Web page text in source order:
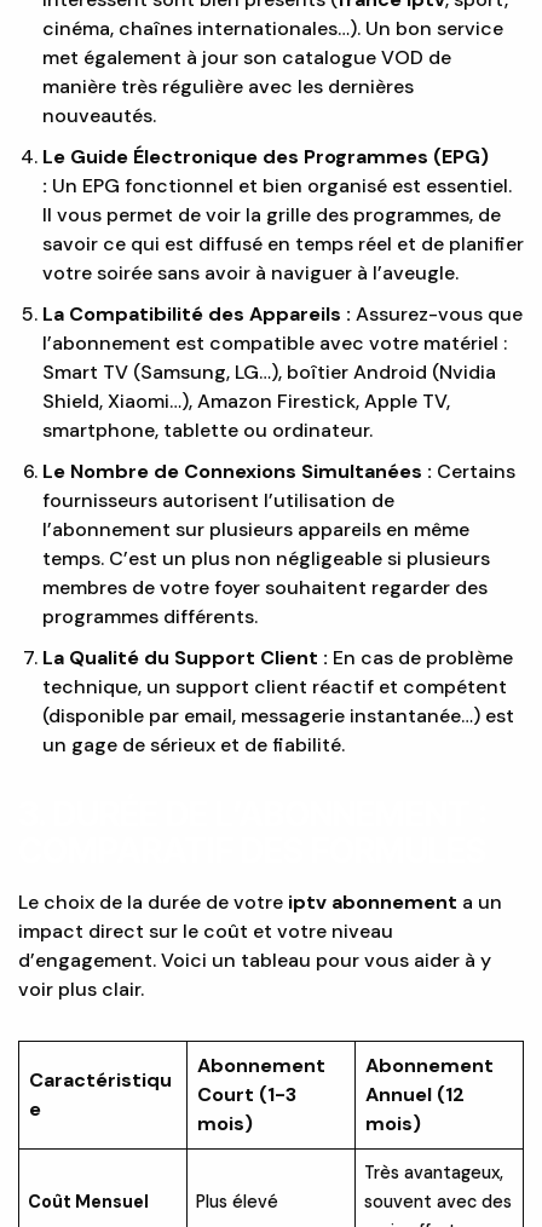
cinéma, chaînes internationales…). Un bon service
met également à jour son catalogue VOD de
manière très régulière avec les dernières
nouveautés.
Le Guide Électronique des Programmes (EPG)
: Un EPG fonctionnel et bien organisé est essentiel.
Il vous permet de voir la grille des programmes, de
savoir ce qui est diffusé en temps réel et de planifier
votre soirée sans avoir à naviguer à l’aveugle.
La Compatibilité des Appareils : Assurez-vous que
l’abonnement est compatible avec votre matériel :
Smart TV (Samsung, LG…), boîtier Android (Nvidia
Shield, Xiaomi…), Amazon Firestick, Apple TV,
smartphone, tablette ou ordinateur.
Le Nombre de Connexions Simultanées : Certains
fournisseurs autorisent l’utilisation de
l’abonnement sur plusieurs appareils en même
temps. C’est un plus non négligeable si plusieurs
membres de votre foyer souhaitent regarder des
programmes différents.
La Qualité du Support Client : En cas de problème
technique, un support client réactif et compétent
(disponible par email, messagerie instantanée…) est
un gage de sérieux et de fiabilité.
Le choix de la durée de votre iptv abonnement a un
impact direct sur le coût et votre niveau
d’engagement. Voici un tableau pour vous aider à y
voir plus clair.
Caractéristiqu
e
Abonnement
Court (1-3
mois)
Abonnement
Annuel (12
mois)
Coût Mensuel Plus élevé
Très avantageux,
souvent avec des